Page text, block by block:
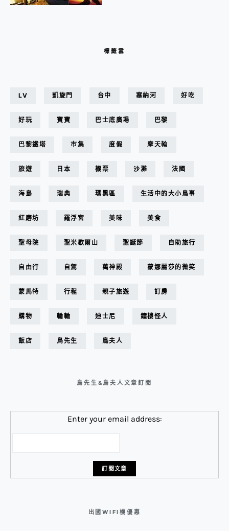
標籤雲
LV 凱旋門 台中 塞納河 好吃
好玩 寶寶 巴士底廣場 巴黎
巴黎鐵塔 市集 度假 摩天輪
旅遊 日本 機票 沙灘 法國
海島 瑞典 瑪黑區 生活中的大小鳥事
紅磨坊 羅浮宮 美味 美食
聖母院 聖米歇爾山 聖誕節 自助旅行
自由行 自駕 萬神殿 蒙娜麗莎的微笑
蒙馬特 行程 親子旅遊 訂房
購物 輪輪 迪士尼 鐘樓怪人
飯店 鳥先生 鳥夫人
鳥先生&鳥夫人文章訂閱
Enter your email address:
出國WIFI機優惠